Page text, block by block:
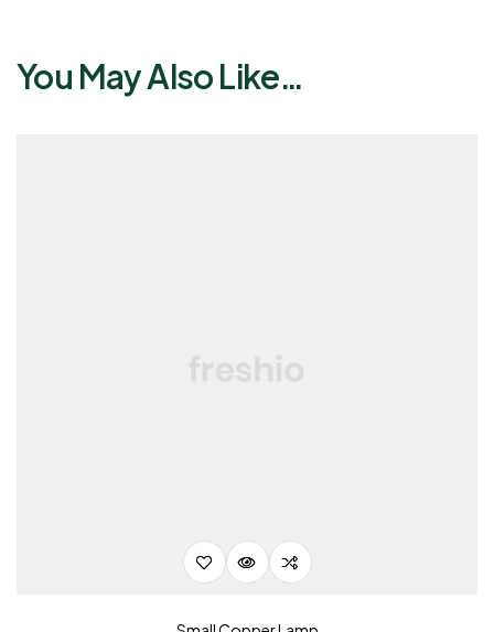
You May Also Like…